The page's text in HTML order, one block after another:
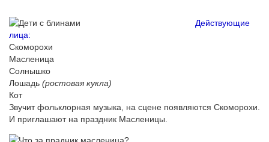
Действующие
лица:
Скоморохи
Масленица
Солнышко
Лошадь (ростовая кукла)
Кот
Звучит фольклорная музыка, на сцене появляются Скоморохи.
И приглашают на праздник Масленицы.